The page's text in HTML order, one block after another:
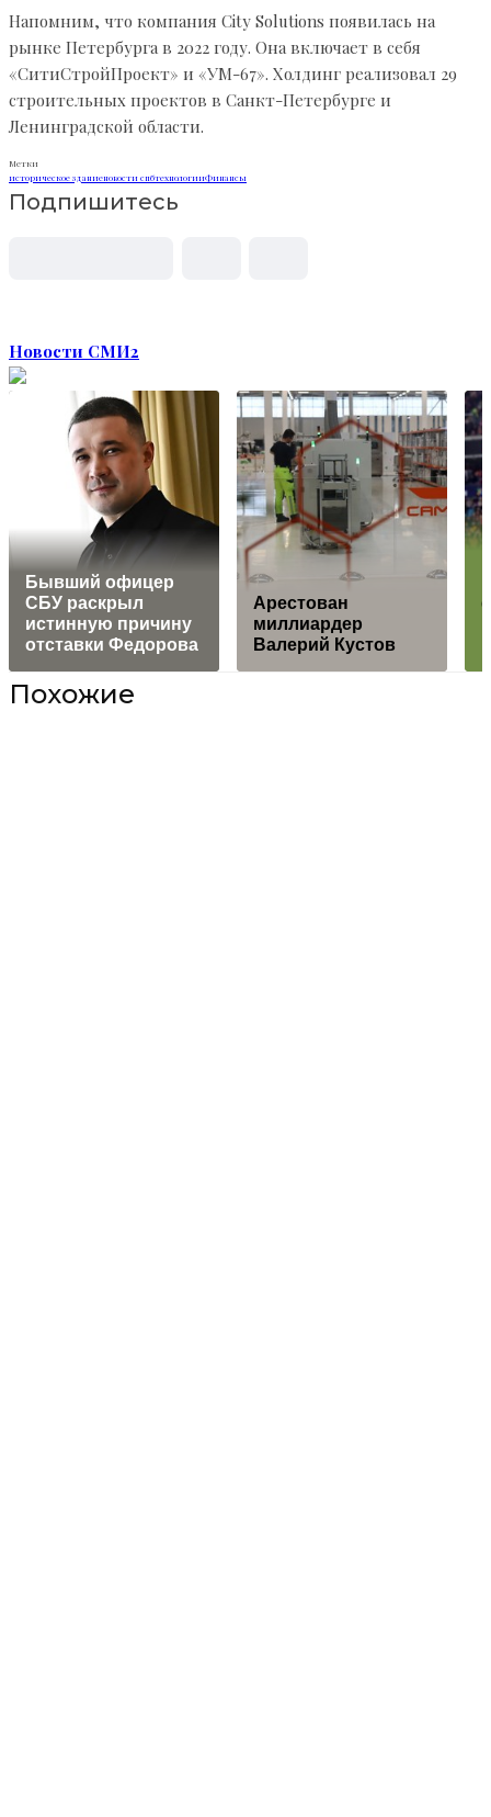
Напомним, что компания City Solutions появилась на
рынке Петербурга в 2022 году. Она включает в себя
«СитиСтройПроект» и «УМ-67». Холдинг реализовал 29
строительных проектов в Санкт-Петербурге и
Ленинградской области.
Метки
историческое зданиеновости спбтехнологииФинансы
Подпишитесь
Новости СМИ2
Бывший офицер
СБУ раскрыл
истинную причину
отставки Федорова
Арестован
миллиардер
Валерий Кустов
Похожие